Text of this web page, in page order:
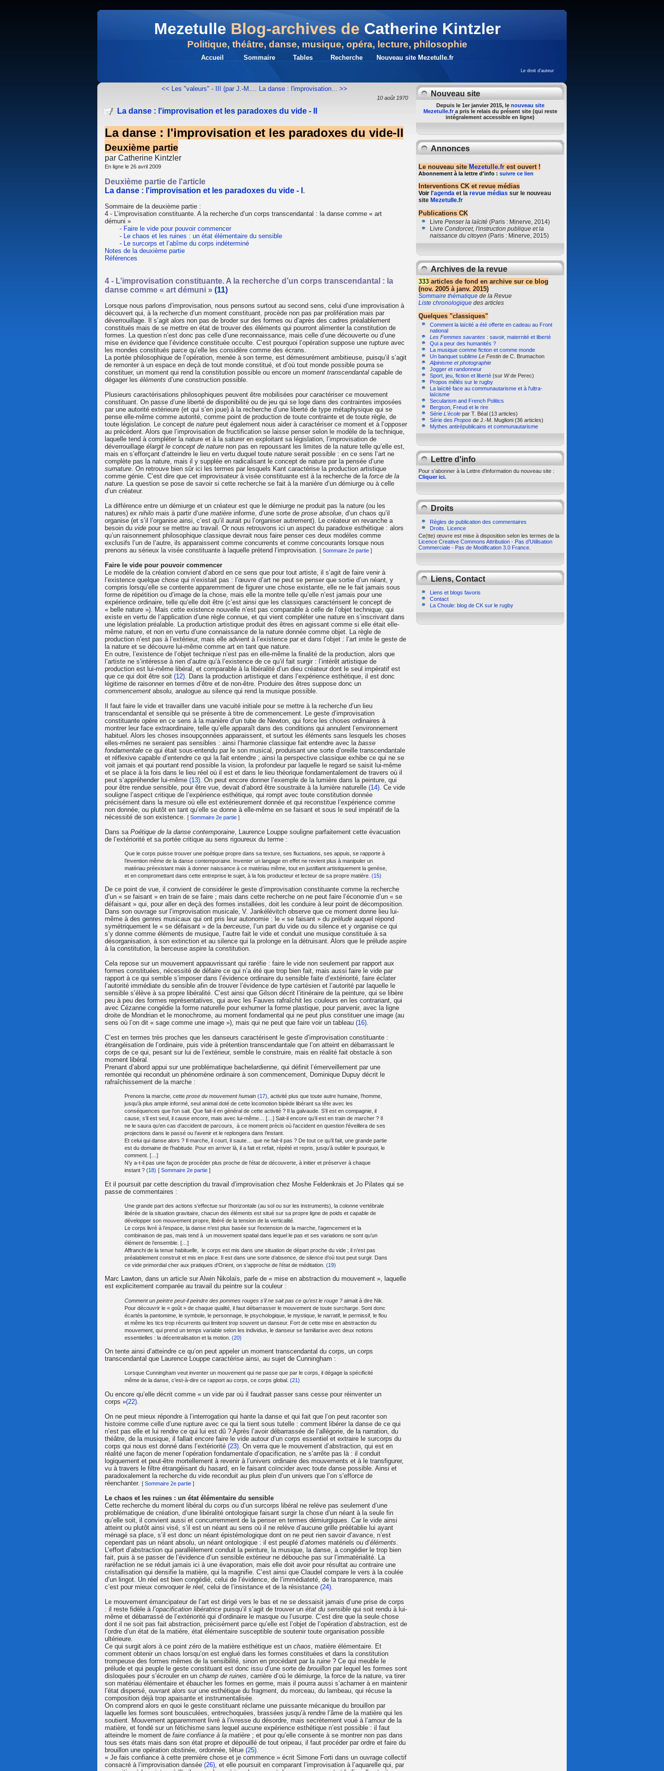
Mezetulle Blog-archives de Catherine Kintzler
Politique, théâtre, danse, musique, opéra, lecture, philosophie
Accueil Sommaire Tables Recherche Nouveau site Mezetulle.fr
Le droit d'auteur
<< Les "valeurs" - III (par J.-M.... La danse : l'improvisation... >>
10 août 1970
La danse : l'improvisation et les paradoxes du vide - II
La danse : l'improvisation et les paradoxes du vide-II
Deuxième partie
par Catherine Kintzler
En ligne le 26 avril 2009
Deuxième partie de l'article
La danse : l'improvisation et les paradoxes du vide - I .
Sommaire de la deuxième partie :
4 - L’improvisation constituante. A la recherche d’un corps transcendantal : la danse comme « art
démuni »
- Faire le vide pour pouvoir commencer
- Le chaos et les ruines : un état élémentaire du sensible
- Le surcorps et l’abîme du corps indéterminé
Notes de la deuxième partie
Références
4 - L’improvisation constituante. A la recherche d’un corps transcendantal : la
danse comme « art démuni » (11)
Lorsque nous parlons d’improvisation, nous pensons surtout au second sens, celui d’une improvisation à
découvert qui, à la recherche d’un moment constituant, procède non pas par prolifération mais par
déverrouillage. Il s’agit alors non pas de broder sur des formes ou d’après des cadres préalablement
constitués mais de se mettre en état de trouver des éléments qui pourront alimenter la constitution de
formes. La question n’est donc pas celle d’une reconnaissance, mais celle d’une découverte ou d’une
mise en évidence que l’évidence constituée occulte. C’est pourquoi l’opération suppose une rupture avec
les mondes constitués parce qu’elle les considère comme des écrans.
La portée philosophique de l’opération, menée à son terme, est démesurément ambitieuse, puisqu’il s’agit
de remonter à un espace en deçà de tout monde constitué, et d’où tout monde possible pourra se
constituer, un moment qui rend la constitution possible ou encore un moment transcendantal capable de
dégager les éléments d’une construction possible.
Plusieurs caractérisations philosophiques peuvent être mobilisées pour caractériser ce mouvement
constituant. On passe d’une liberté de disponibilité ou de jeu qui se loge dans des contraintes imposées
par une autorité extérieure (et qui s’en joue) à la recherche d’une liberté de type métaphysique qui se
pense elle-même comme autorité, comme point de production de toute contrainte et de toute règle, de
toute législation. Le concept de nature peut également nous aider à caractériser ce moment et à l’opposer
au précédent. Alors que l’improvisation de fructification se laisse penser selon le modèle de la technique,
laquelle tend à compléter la nature et à la saturer en exploitant sa législation, l’improvisation de
déverrouillage élargit le concept de nature non pas en repoussant les limites de la nature telle qu’elle est,
mais en s’efforçant d’atteindre le lieu en vertu duquel toute nature serait possible : en ce sens l’art ne
complète pas la nature, mais il y supplée en radicalisant le concept de nature par la pensée d’une
surnature . On retrouve bien sûr ici les termes par lesquels Kant caractérise la production artistique
comme génie. C’est dire que cet improvisateur à visée constituante est à la recherche de la force de la
nature . La question se pose de savoir si cette recherche se fait à la manière d’un démiurge ou à celle
d’un créateur.
La différence entre un démiurge et un créateur est que le démiurge ne produit pas la nature (ou les
natures) ex nihilo mais à partir d’une matière informe, d’une sorte de prose absolue , d’un chaos qu’il
organise (et s’il l’organise ainsi, c’est qu’il aurait pu l’organiser autrement). Le créateur en revanche a
besoin du vide pour se mettre au travail. Or nous retrouvons ici un aspect du paradoxe esthétique : alors
qu’un raisonnement philosophique classique devrait nous faire penser ces deux modèles comme
exclusifs l’un de l’autre, ils apparaissent comme concurrents et comme concourants lorsque nous
prenons au sérieux la visée constituante à laquelle prétend l’improvisation.
[ Sommaire 2e partie ]
Faire le vide pour pouvoir commencer
Le modèle de la création convient d’abord en ce sens que pour tout artiste, il s’agit de faire venir à
l’existence quelque chose qui n’existait pas : l’œuvre d’art ne peut se penser que sortie d’un néant, y
compris lorsqu’elle se contente apparemment de figurer une chose existante, elle ne le fait jamais sous
forme de répétition ou d’image de la chose, mais elle la montre telle qu’elle n’est jamais pour une
expérience ordinaire, telle qu’elle doit être (c’est ainsi que les classiques caractérisent le concept de
« belle nature »). Mais cette existence nouvelle n’est pas comparable à celle de l’objet technique, qui
existe en vertu de l’application d’une règle connue, et qui vient compléter une nature en s’inscrivant dans
une législation préalable. La production artistique produit des êtres en agissant comme si elle était elle-
même nature, et non en vertu d’une connaissance de la nature donnée comme objet. La règle de
production n’est pas à l’extérieur, mais elle advient à l’existence par et dans l’objet : l’art imite le geste de
la nature et se découvre lui-même comme art en tant que nature.
En outre, l’existence de l’objet technique n’est pas en elle-même la finalité de la production, alors que
l’artiste ne s’intéresse à rien d’autre qu’à l’existence de ce qu’il fait surgir : l’intérêt artistique de
production est lui-même libéral, et comparable à la libéralité d’un dieu créateur dont le seul impératif est
que ce qui doit être soit (12) . Dans la production artistique et dans l’expérience esthétique, il est donc
légitime de raisonner en termes d’être et de non-être. Produire des êtres suppose donc un
commencement absolu, analogue au silence qui rend la musique possible.
Il faut faire le vide et travailler dans une vacuité initiale pour se mettre à la recherche d’un lieu
transcendantal et sensible qui se présente à titre de commencement. Le geste d’improvisation
constituante opère en ce sens à la manière d’un tube de Newton, qui force les choses ordinaires à
montrer leur face extraordinaire, telle qu’elle apparaît dans des conditions qui annulent l’environnement
habituel. Alors les choses insoupçonnées apparaissent, et surtout les éléments sans lesquels les choses
elles-mêmes ne seraient pas sensibles : ainsi l’harmonie classique fait entendre avec la basse
fondamentale ce qui était sous-entendu par le son musical, produisant une sorte d’oreille transcendantale
et réflexive capable d’entendre ce qui la fait entendre ; ainsi la perspective classique exhibe ce qui ne se
voit jamais et qui pourtant rend possible la vision, la profondeur par laquelle le regard se saisit lui-même
et se place à la fois dans le lieu réel où il est et dans le lieu théorique fondamentalement de travers où il
peut s’appréhender lui-même (13) . On peut encore donner l’exemple de la lumière dans la peinture, qui
pour être rendue sensible, pour être vue, devait d’abord être soustraite à la lumière naturelle (14) . Ce vide
souligne l’aspect critique de l’expérience esthétique, qui rompt avec toute constitution donnée
précisément dans la mesure où elle est extérieurement donnée et qui reconstitue l’expérience comme
non donnée, ou plutôt en tant qu’elle se donne à elle-même en se faisant et sous le seul impératif de la
nécessité de son existence.
[ Sommaire 2e partie ]
Dans sa Poétique de la danse contemporaine , Laurence Louppe souligne parfaitement cette évacuation
de l’extériorité et sa portée critique au sens rigoureux du terme :
Que le corps puisse trouver une poétique propre dans sa texture, ses fluctuations, ses appuis, se rapporte à
l’invention même de la danse contemporaine. Inventer un langage en effet ne revient plus à manipuler un
matériau préexistant mais à donner naissance à ce matériau même, tout en justifiant artistiquement la genèse,
et en compromettant dans cette entreprise le sujet, à la fois producteur et lecteur de sa propre matière. (15)
De ce point de vue, il convient de considérer le geste d’improvisation constituante comme la recherche
d’un « se faisant » en train de se faire ; mais dans cette recherche on ne peut faire l’économie d’un « se
défaisant » qui, pour aller en deçà des formes installées, doit les conduire à leur point de décomposition.
Dans son ouvrage sur l’improvisation musicale, V. Jankélévitch observe que ce moment donne lieu lui-
même à des genres musicaux qui ont pris leur autonomie : le « se faisant » du prélude auquel répond
symétriquement le « se défaisant » de la berceuse, l’un part du vide ou du silence et y organise ce qui
s’y donne comme éléments de musique, l’autre fait le vide et conduit une musique constituée à sa
désorganisation, à son extinction et au silence qui la prolonge en la détruisant. Alors que le prélude aspire
à la constitution, la berceuse aspire la constitution.
Cela repose sur un mouvement appauvrissant qui raréfie : faire le vide non seulement par rapport aux
formes constituées, nécessité de défaire ce qui n’a été que trop bien fait, mais aussi faire le vide par
rapport à ce qui semble s’imposer dans l’évidence ordinaire du sensible faite d’extériorité, faire éclater
l’autorité immédiate du sensible afin de trouver l’évidence de type cartésien et l’autorité par laquelle le
sensible s’élève à sa propre libéralité. C’est ainsi que Gilson décrit l’itinéraire de la peinture, qui se libère
peu à peu des formes représentatives, qui avec les Fauves rafraîchit les couleurs en les contrariant, qui
avec Cézanne congédie la forme naturelle pour exhumer la forme plastique, pour parvenir, avec la ligne
droite de Mondrian et le monochrome, au moment fondamental qui ne peut plus constituer une image (au
sens où l’on dit « sage comme une image »), mais qui ne peut que faire voir un tableau (16).
C’est en termes très proches que les danseurs caractérisent le geste d’improvisation constituante :
étrangéisation de l’ordinaire, puis vide à prétention transcendantale que l’on atteint en débarrassant le
corps de ce qui, pesant sur lui de l’extérieur, semble le construire, mais en réalité fait obstacle à son
moment libéral.
Prenant d’abord appui sur une problématique bachelardienne, qui définit l’émerveillement par une
remontée qui reconduit un phénomène ordinaire à son commencement, Dominique Dupuy décrit le
rafraîchissement de la marche :
Prenons la marche, cette prose du mouvement humain (17), activité plus que toute autre humaine, l’homme,
jusqu’à plus ample informé, seul animal doté de cette locomotion bipède libérant sa tête avec les
conséquences que l’on sait. Que fait-il en général de cette activité ? Il la galvaude. S’il est en compagnie, il
cause, s’il est seul, il cause encore, mais avec lui-même… […] Sait-il encore qu’il est en train de marcher ? Il
ne le saura qu’en cas d’accident de parcours, à ce moment précis où l’accident en question l’éveillera de ses
projections dans le passé ou l’avenir et le replongera dans l’instant.
Et celui qui danse alors ? Il marche, il court, il saute… que ne fait-il pas ? De tout ce qu’il fait, une grande partie
est du domaine de l’habitude. Pour en arriver là, il a fait et refait, répété et repris, jusqu’à oublier le pourquoi, le
comment. […]
N’y a-t-il pas une façon de procéder plus proche de l’état de découverte, à initier et préserver à chaque
instant ? (18) [ Sommaire 2e partie ]
Et il poursuit par cette description du travail d’improvisation chez Moshe Feldenkrais et Jo Pilates qui se
passe de commentaires :
Une grande part des actions s’effectue sur l’horizontale (au sol ou sur les instruments), la colonne vertébrale
libérée de la situation gravitaire, chacun des éléments est situé sur sa propre ligne de poids et capable de
développer son mouvement propre, libéré de la tension de la verticalité.
Le corps livré à l’espace, la danse n’est plus basée sur l’extension de la marche, l’agencement et la
combinaison de pas, mais tend à un mouvement spatial dans lequel le pas et ses variations ne sont qu’un
élément de l’ensemble. […]
Affranchi de la tenue habituelle, le corps est mis dans une situation de départ proche du vide ; il n’est pas
préalablement construit et mis en place. Il est dans une sorte d’absence, de silence d’où tout peut surgir. Dans
ce vide primordial cher aux pratiques d’Orient, on s’approche de l’état de méditation. (19)
Marc Lawton, dans un article sur Alwin Nikolaïs, parle de « mise en abstraction du mouvement », laquelle
est explicitement comparée au travail du peintre sur la couleur :
Comment un peintre peut-il peindre des pommes rouges s’il ne sait pas ce qu’est le rouge ? aimait à dire Nik.
Pour découvrir le « goût » de chaque qualité, il faut débarrasser le mouvement de toute surcharge. Sont donc
écartés la pantomime, le symbole, le personnage, le psychologique, le mystique, le narratif, le permissif, le flou
et même les tics trop récurrents qui limitent trop souvent un danseur. Fort de cette mise en abstraction du
mouvement, qui prend un temps variable selon les individus, le danseur se familiarise avec deux notions
essentielles : la décentralisation et la motion. (20)
On tente ainsi d’atteindre ce qu’on peut appeler un moment transcendantal du corps, un corps
transcendantal que Laurence Louppe caractérise ainsi, au sujet de Cunningham :
Lorsque Cunningham veut inventer un mouvement qui ne passe que par le corps, il dégage la spécificité
même de la danse, c’est-à-dire ce rapport au corps, ce corps global. (21)
Ou encore qu’elle décrit comme « un vide par où il faudrait passer sans cesse pour réinventer un
corps »(22)
On ne peut mieux répondre à l’interrogation qui hante la danse et qui fait que l’on peut raconter son
histoire comme celle d’une rupture avec ce qui la tient sous tutelle : comment libérer la danse de ce qui
n’est pas elle et lui rendre ce qui lui est dû ? Après l’avoir débarrassée de l’allégorie, de la narration, du
théâtre, de la musique, il fallait encore faire le vide autour d’un corps essentiel et extraire le surcorps du
corps qui nous est donné dans l’extériorité (23) . On verra que le mouvement d’abstraction, qui est en
réalité une façon de mener l’opération fondamentale d’opacification, ne s’arrête pas là : il conduit
logiquement et peut-être mortellement à revenir à l’univers ordinaire des mouvements et à le transfigurer,
vu à travers le filtre étrangéisant du hasard, en le faisant coïncider avec toute danse possible. Ainsi et
paradoxalement la recherche du vide reconduit au plus plein d’un univers que l’on s’efforce de
réenchanter. [ Sommaire 2e partie ]
Le chaos et les ruines : un état élémentaire du sensible
Cette recherche du moment libéral du corps ou d’un surcorps libéral ne relève pas seulement d’une
problématique de création, d’une libéralité ontologique faisant surgir la chose d’un néant à la seule fin
qu’elle soit, il convient aussi et concurremment de la penser en termes démiurgiques. Car le vide ainsi
atteint ou plutôt ainsi visé, s’il est un néant au sens où il ne relève d’aucune grille préétablie lui ayant
ménagé sa place, s’il est donc un néant épistémologique dont on ne peut rien savoir d’avance, n’est
cependant pas un néant absolu, un néant ontologique : il est peuplé d’atomes matériels ou d’éléments
L’effort d’abstraction qui parallèlement conduit la peinture, la musique, la danse, à congédier le trop bien
fait, puis à se passer de l’évidence d’un sensible extérieur ne débouche pas sur l’immatérialité. La
raréfaction ne se réduit jamais ici à une évaporation, mais elle doit avoir pour résultat au contraire une
cristallisation qui densifie la matière, qui la magnifie. C’est ainsi que Claudel compare le vers à la coulée
d’un lingot. Un réel est bien congédié, celui de l’évidence, de l’immédiateté, de la transparence, mais
c’est pour mieux convoquer le réel , celui de l’insistance et de la résistance (24)
Le mouvement émancipateur de l’art est dirigé vers le bas et ne se dessaisit jamais d’une prise de corps
: il reste fidèle à l’opacification libératrice puisqu’il s’agit de trouver un état du sensible qui soit rendu à lui-
même et débarrassé de l’extériorité qui d’ordinaire le masque ou l’usurpe. C’est dire que la seule chose
dont il ne soit pas fait abstraction, précisément parce qu’elle est l’objet de l’opération d’abstraction, est de
l’ordre d’un état de la matière, état élémentaire susceptible de soutenir toute organisation possible
ultérieure.
Ce qui surgit alors à ce point zéro de la matière esthétique est un chaos , matière élémentaire. Et
comment obtenir un chaos lorsqu’on est englué dans les formes constituées et dans la constitution
trompeuse des formes mêmes de la sensibilité, sinon en procédant par la ruine ? Ce qui meuble le
prélude et qui peuple le geste constituant est donc issu d’une sorte de brouillon par lequel les formes sont
disloquées pour s’écrouler en un champ de ruines , carrière d’où le démiurge, la force de la nature, va tirer
son matériau élémentaire et ébaucher les formes en germe, mais il pourra aussi s’acharner à en maintenir
l’état dispersé, ouvrant alors sur une esthétique du fragment, du morceau, du lambeau, qui récuse la
composition déjà trop apaisante et instrumentalisée.
On comprend alors en quoi le geste constituant réclame une puissante mécanique du brouillon par
laquelle les formes sont bousculées, entrechoquées, brassées jusqu’à rendre l’âme de la matière qui les
soutient. Mouvement apparemment livré à l’ivresse du désordre, mais secrètement voué à l’amour de la
matière, et fondé sur un fétichisme sans lequel aucune expérience esthétique n’est possible : il faut
atteindre le moment de faire confiance à la matière ; et pour qu’elle consente à se montrer non pas dans
tous ses états mais dans son état propre et dépouillé de tout oripeau, il faut procéder par ordre et faire du
brouillon une opération obstinée, ordonnée, têtue (25)
« Je fais confiance à cette première chose et je commence » écrit Simone Forti dans un ouvrage collectif
consacré à l’improvisation dansée (26) , et elle poursuit en comparant l’improvisation à l’aquarelle qui, par
Nouveau site
Depuis le 1er janvier 2015, le nouveau site
Mezetulle.fra pris le relais du présent site (qui reste
intégralement accessible en ligne)
Annonces
Le nouveau site Mezetulle.fr est ouvert !
Abonnement à la lettre d'info : suivre ce lien
Interventions CK et revue médias
Voir l'agenda et la revue médias sur le nouveau
site Mezetulle.fr
Publications CK
Livre Penser la laïcité (Paris : Minerve, 2014)
Livre Condorcet, l'instruction publique et la
naissance du citoyen (Paris : Minerve, 2015)
Archives de la revue
333 articles de fond en archive sur ce blog
(nov. 2005 à janv. 2015)
Sommaire thématique de la Revue
Liste chronologique des articles
Quelques "classiques"
Comment la laïcité a été offerte en cadeau au Front
national
Les Femmes savantes : savoir, maternité et liberté
Qui a peur des humanités ?
La musique comme fiction et comme monde
Un banquet sublime Le Festin de C. Brumachon
Alpinisme et photographie
Jogger et randonneur
Sport, jeu, fiction et liberté (sur Wde Perec)
Propos mêlés sur le rugby
La laïcité face au communautarisme et à l'ultra-
laïcisme
Secularism and French Politics
Bergson, Freud et le rire
Série L'école par T. Béal (13 articles)
Série des Propos de J.-M. Muglioni (36 articles)
Mythes antirépublicains et communautarisme
Lettre d'info
Pour s'abonner à la Lettre d'information du nouveau site :
Cliquer ici.
Droits
Règles de publication des commentaires
Droits. Licence
Ce(tte) œuvre est mise à disposition selon les termes de la
Licence Creative Commons Attribution - Pas d’Utilisation
Commerciale - Pas de Modification 3.0 France
Liens, Contact
Liens et blogs favoris
Contact
La Choule: blog de CK sur le rugby